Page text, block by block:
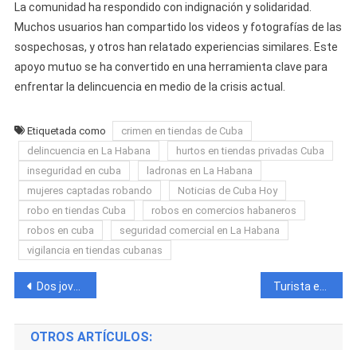
La comunidad ha respondido con indignación y solidaridad.
Muchos usuarios han compartido los videos y fotografías de las
sospechosas, y otros han relatado experiencias similares. Este
apoyo mutuo se ha convertido en una herramienta clave para
enfrentar la delincuencia en medio de la crisis actual.
Etiquetada como
crimen en tiendas de Cuba
delincuencia en La Habana
hurtos en tiendas privadas Cuba
inseguridad en cuba
ladronas en La Habana
mujeres captadas robando
Noticias de Cuba Hoy
robo en tiendas Cuba
robos en comercios habaneros
robos en cuba
seguridad comercial en La Habana
vigilancia en tiendas cubanas
Navegación
de
Dos jovenes son captados en plena calle bajo los efectos de “El Químico” Turista es asaltada por un hombre en moto a plena luz del día en La Habana
OTROS ARTÍCULOS: